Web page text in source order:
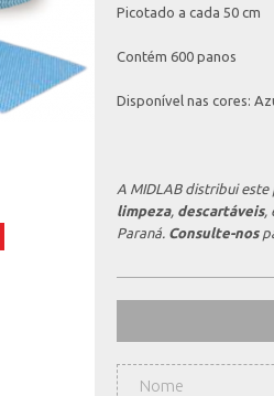
Picotado a cada 50 cm
Contém 600 panos
Disponível nas cores:
A MIDLAB distribui
limpeza, descartáveis,
Paraná. Consulte-nos